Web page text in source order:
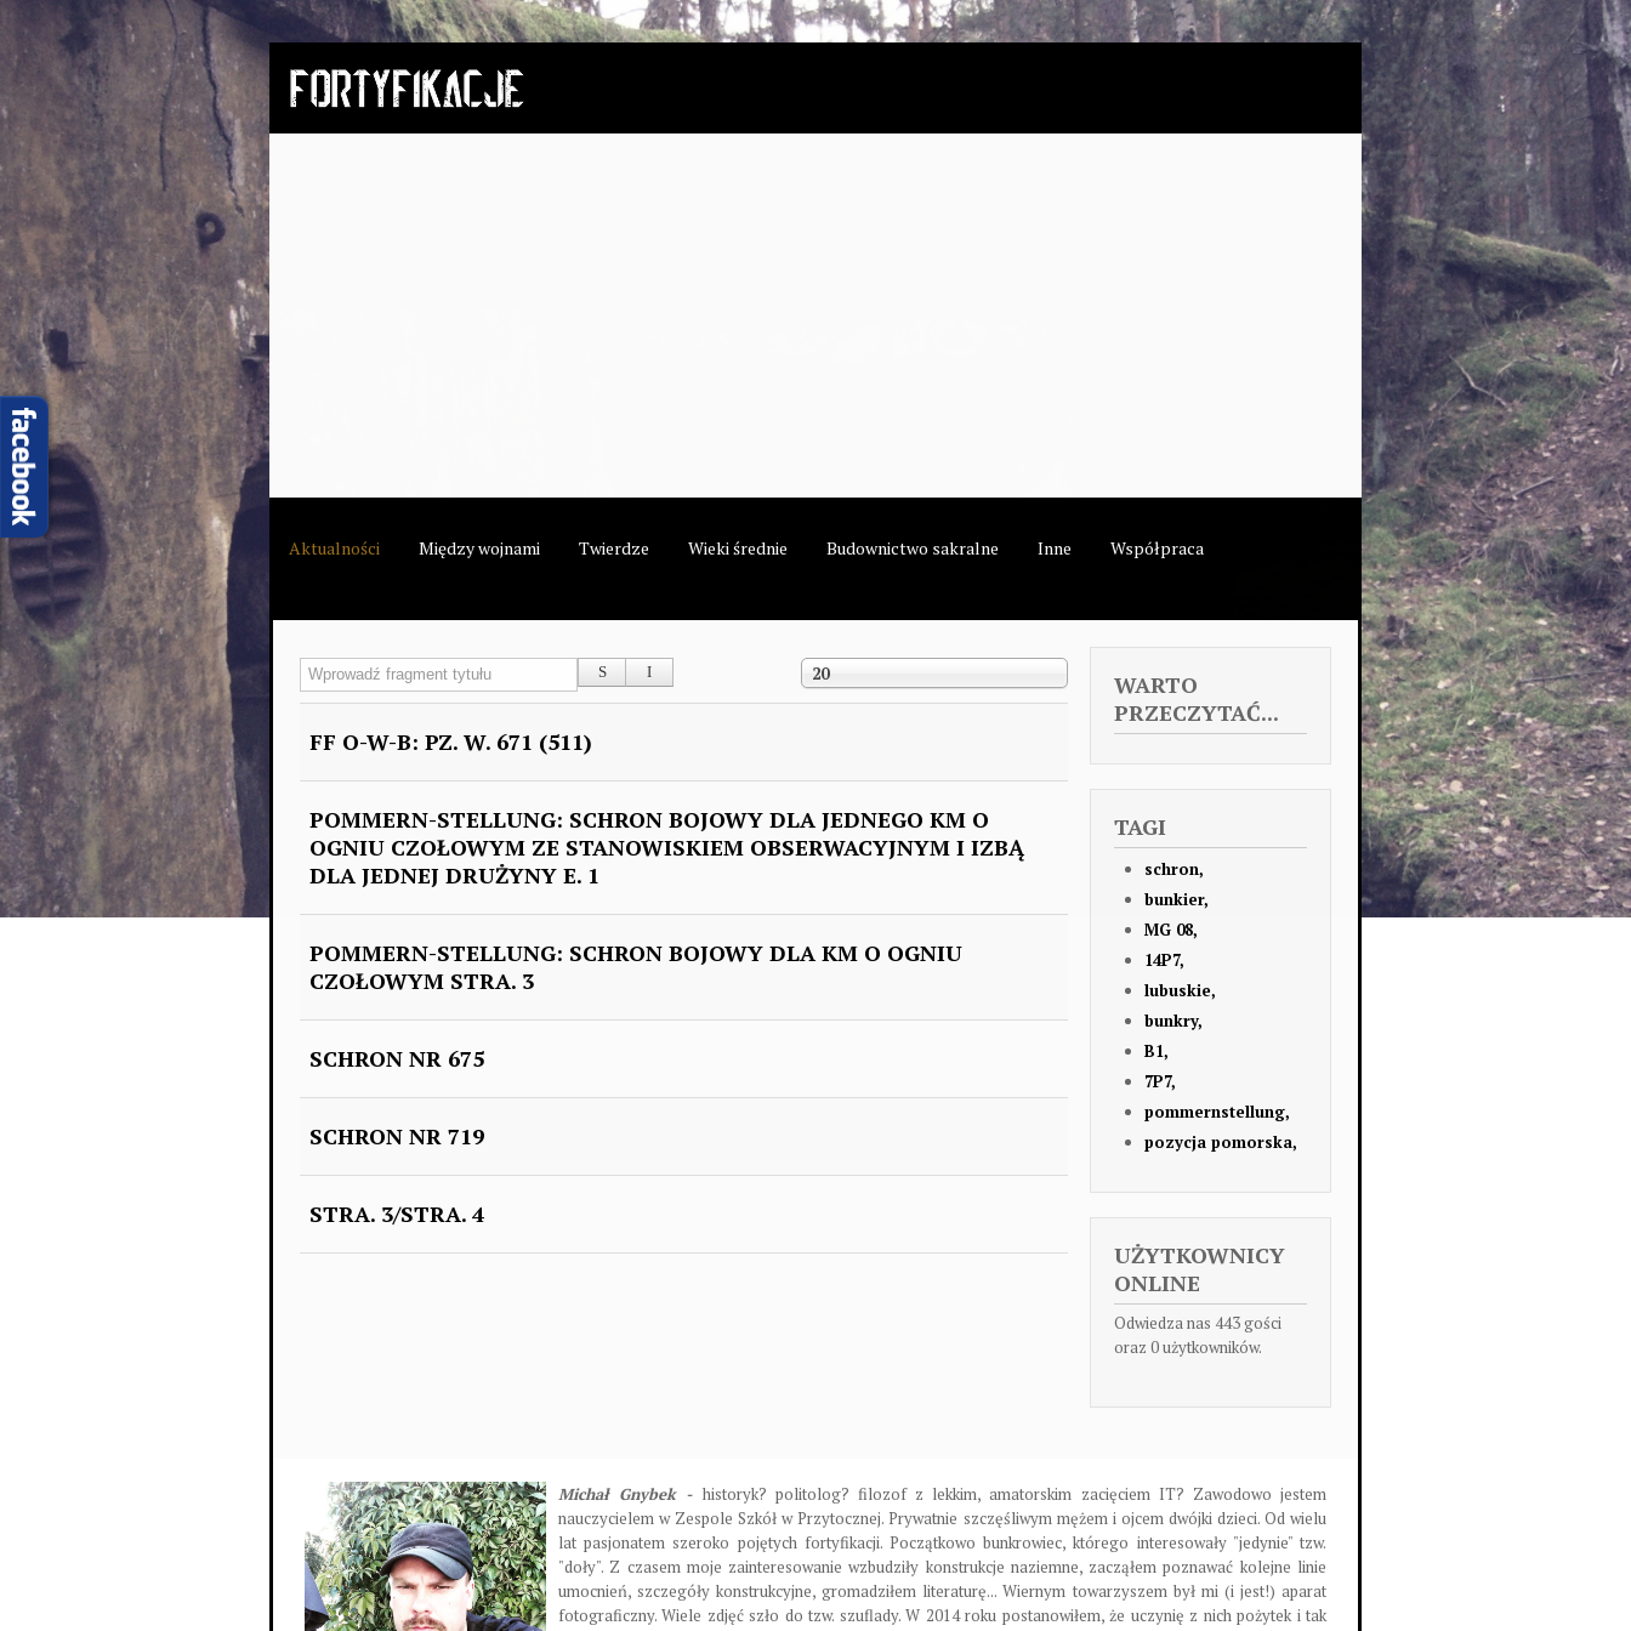
Aktualności Między wojnami Twierdze Wieki średnie Budownictwo sakralne Inne Współpraca
Wprowadź fragment tytułu Pokaż #
20
FF O-W-B: PZ. W. 671 (511)
POMMERN-STELLUNG: SCHRON BOJOWY DLA JEDNEGO KM O
OGNIU CZOŁOWYM ZE STANOWISKIEM OBSERWACYJNYM I IZBĄ
DLA JEDNEJ DRUŻYNY E. 1
POMMERN-STELLUNG: SCHRON BOJOWY DLA KM O OGNIU
CZOŁOWYM STRA. 3
SCHRON NR 675
SCHRON NR 719
STRA. 3/STRA. 4
WARTO
PRZECZYTAĆ...
TAGI
schron,
bunkier,
MG 08,
14P7,
lubuskie,
bunkry,
B1,
7P7,
pommernstellung,
pozycja pomorska,
UŻYTKOWNICY
ONLINE
Odwiedza nas 443 gości
oraz 0 użytkowników.
Michał Gnybek - historyk? politolog? filozof z lekkim, amatorskim zacięciem IT? Zawodowo jestem
nauczycielem w Zespole Szkół w Przytocznej. Prywatnie szczęśliwym mężem i ojcem dwójki dzieci. Od wielu
lat pasjonatem szeroko pojętych fortyfikacji. Początkowo bunkrowiec, którego interesowały "jedynie" tzw.
"doły". Z czasem moje zainteresowanie wzbudziły konstrukcje naziemne, zacząłem poznawać kolejne linie
umocnień, szczegóły konstrukcyjne, gromadziłem literaturę... Wiernym towarzyszem był mi (i jest!) aparat
fotograficzny. Wiele zdjęć szło do tzw. szuflady. W 2014 roku postanowiłem, że uczynię z nich pożytek i tak